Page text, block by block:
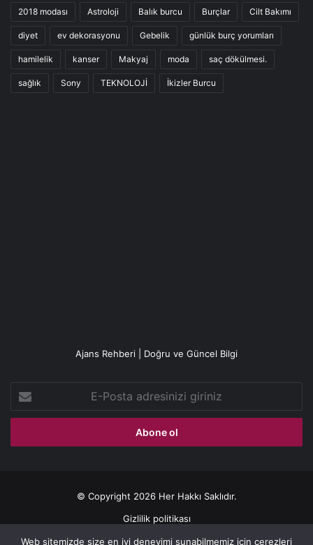
2018 modası Astroloji Balık burcu Burçlar Cilt Bakımı
diyet ev dekorasyonu Gebelik günlük burç yorumları
hamilelik kanser Makyaj moda saç dökülmesi.
sağlık Sony TEKNOLOJİ İkizler Burcu
Ajans Rehberi | Doğru ve Güncel Bilgi
Posta
adresinizi
© Copyright 2026 Her Hakkı Saklıdır.
Gizlilik politikası
Web sitemizde size en iyi deneyimi sunabilmemiz için çerezleri